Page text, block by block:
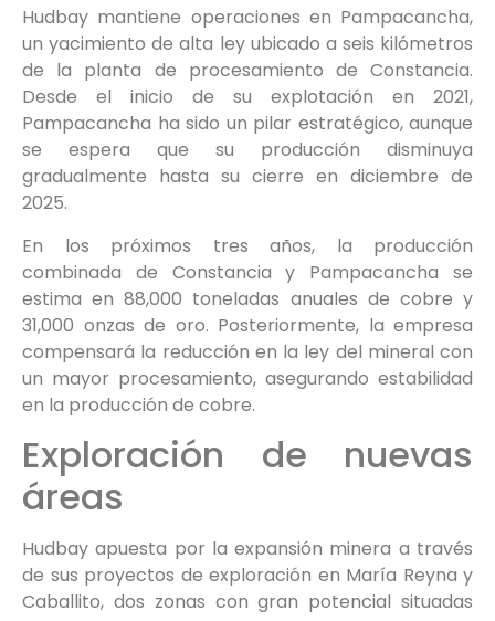
Hudbay mantiene operaciones en Pampacancha,
un yacimiento de alta ley ubicado a seis kilómetros
de la planta de procesamiento de Constancia.
Desde el inicio de su explotación en 2021,
Pampacancha ha sido un pilar estratégico, aunque
se espera que su producción disminuya
gradualmente hasta su cierre en diciembre de
2025.
En los próximos tres años, la producción
combinada de Constancia y Pampacancha se
estima en 88,000 toneladas anuales de cobre y
31,000 onzas de oro. Posteriormente, la empresa
compensará la reducción en la ley del mineral con
un mayor procesamiento, asegurando estabilidad
en la producción de cobre.
Exploración de nuevas
áreas
Hudbay apuesta por la expansión minera a través
de sus proyectos de exploración en María Reyna y
Caballito, dos zonas con gran potencial situadas